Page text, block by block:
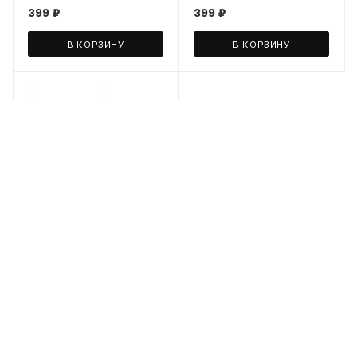
399 ₽
В КОРЗИНУ
399 ₽
В КОРЗИНУ